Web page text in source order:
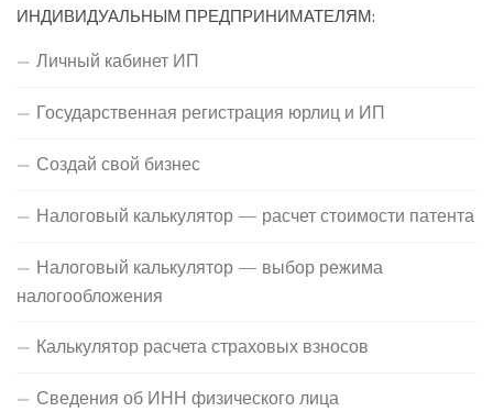
ИНДИВИДУАЛЬНЫМ ПРЕДПРИНИМАТЕЛЯМ:
Личный кабинет ИП
Государственная регистрация юрлиц и ИП
Создай свой бизнес
Налоговый калькулятор — расчет стоимости патента
Налоговый калькулятор — выбор режима
налогообложения
Калькулятор расчета страховых взносов
Сведения об ИНН физического лица